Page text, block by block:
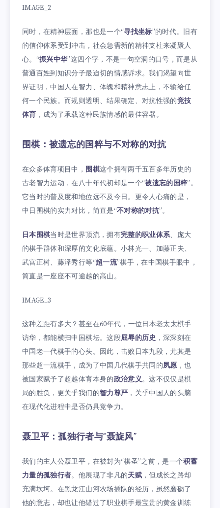
IMAGE_2
同时，在精神层面，那也是一个“寻找坐标”的时代。旧有
的信仰体系受到冲击，社会急需新的精神支柱来凝聚人
心。“振兴中华”这四个字，不是一句空洞的口号，而是从
普通百姓到知识分子最迫切的情感诉求。我们渴望向世
界证明，中国人在智力、体魄和精神意志上，不输给任
何一个民族。而规则透明、结果确定、对抗性强的竞技
体育 ，成为了承载这种民族情感的最佳容器。
围棋：被遗忘的国粹与不对称的对抗
在众多体育项目中， 围棋这个拥有两千五百多年历史的
古老智力运动，在八十年代初却是一个“被遗忘的国粹”。
它当时的普及度和地位远不及今日。更令人心痛的是，
中日围棋的实力对比，简直是“不对称的对抗”。
日本围棋当时是世界顶流，拥有完整的职业体系、庞大
的棋手群体和深厚的文化底蕴。小林光一、加藤正夫、
武宫正树、藤泽秀行等“超一流”棋手，在中国棋手眼中，
简直是一座座不可逾越的高山。
IMAGE_3
这种差距有多大？甚至在60年代，一位日本老太太棋手
访华，都能横扫中国棋坛。这段屈辱的历史 ，深深刻在
中国老一代棋手的心头。因此，击败日本九段，尤其是
那些超一流棋手，成为了中国几代棋手共同的夙愿，也
被国家赋予了超越体育本身的政治意义。这不仅仅是棋
局的胜负，更关乎我们的智力尊严 ，关乎中国人的头脑
在现代化进程中是否仍具竞争力。
聂卫平：孤独行者与“聂旋风”
我们的主人公聂卫平，在被封为“棋圣”之前，是一个积蓄
力量的孤独行者。他展现了非凡的天赋，但成长之路却
充满坎坷。在黑龙江山河农场插队的经历，虽然磨砺了
他的意志，却也让他错过了职业棋手最宝贵的黄金训练